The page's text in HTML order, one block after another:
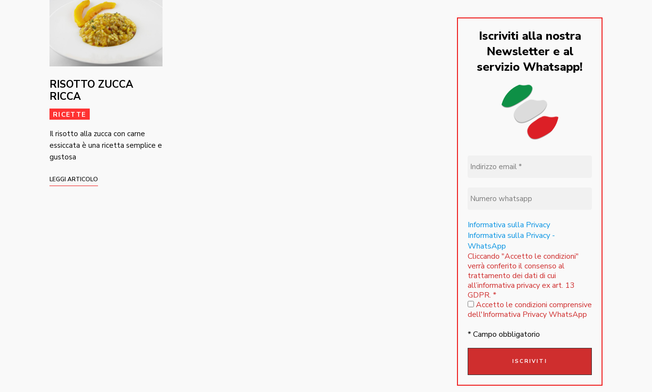
RISOTTO ZUCCA
RICCA
RICETTE
Il risotto alla zucca con carne
essiccata è una ricetta semplice e
gustosa
LEGGI ARTICOLO
Iscriviti alla nostra
Newsletter e al
servizio Whatsapp!
Informativa sulla Privacy
Informativa sulla Privacy -
WhatsApp
Cliccando "Accetto le condizioni"
verrà conferito il consenso al
trattamento dei dati di cui
all’informativa privacy ex art. 13
GDPR. *
Accetto le condizioni comprensive
dell'Informativa Privacy WhatsApp
* Campo obbligatorio